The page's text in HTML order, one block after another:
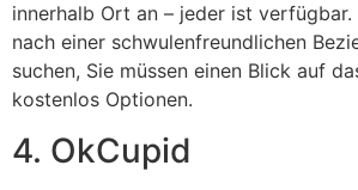
innerhalb Ort an – jeder ist verfügbar.
nach einer schwulenfreundlichen
suchen, Sie müssen einen Blick auf
kostenlos Optionen.
4. OkCupid